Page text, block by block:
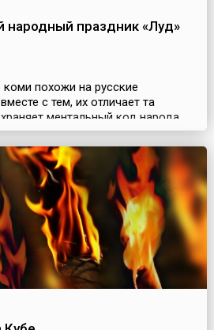
праздник «Луд»
похожи на русские
с тем, их отличает та
ментальный код народа,
Перед началом
первые выходные июля, в
и Курья собираются коми-
– праздник «Луд»,
лугах левого берега реки